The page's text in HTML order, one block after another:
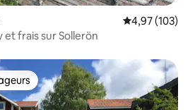
Évaluation
4,97 (103)
et frais sur Sollerön
les plus appréciés